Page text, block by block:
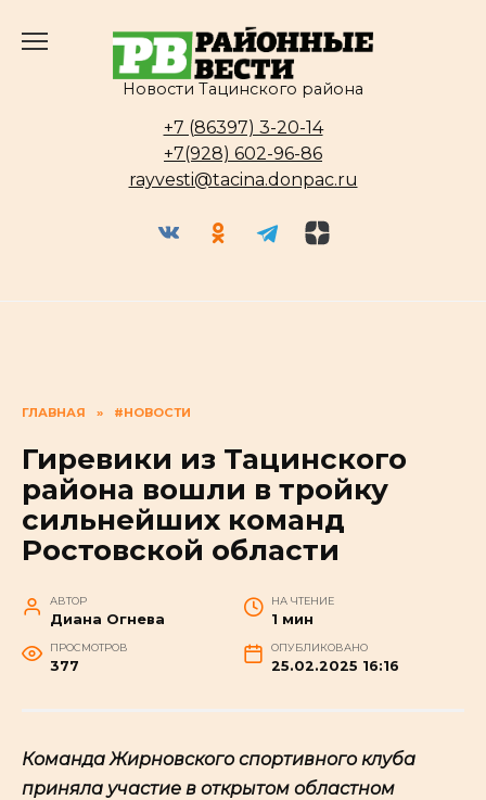
Новости Тацинского района
+7 (86397) 3-20-14
+7(928) 602-96-86
rayvesti@tacina.donpac.ru
ГЛАВНАЯ » #НОВОСТИ
Гиревики из Тацинского
района вошли в тройку
сильнейших команд
Ростовской области
АВТОР
Диана Огнева
НА ЧТЕНИЕ
1 мин
ПРОСМОТРОВ
377
ОПУБЛИКОВАНО
25.02.2025 16:16
Команда Жирновского спортивного клуба
приняла участие в открытом областном